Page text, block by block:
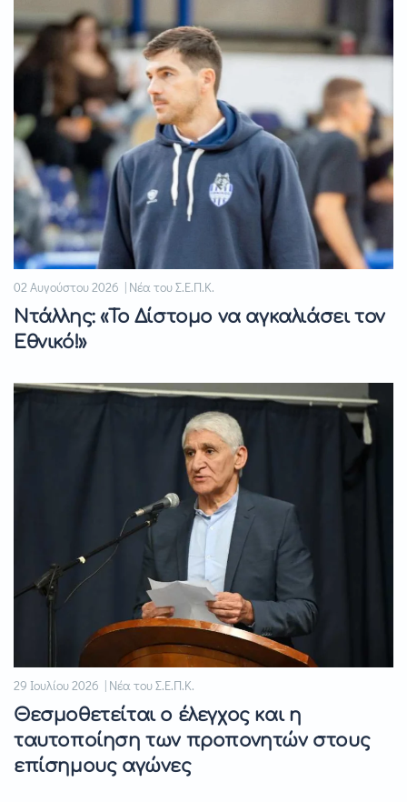
02 Αυγούστου 2026 | Νέα του Σ.Ε.Π.Κ.
Ντάλλης: «Το Δίστομο να αγκαλιάσει τον
Εθνικό!»
29 Ιουλίου 2026 | Νέα του Σ.Ε.Π.Κ.
Θεσμοθετείται ο έλεγχος και η
ταυτοποίηση των προπονητών στους
επίσημους αγώνες